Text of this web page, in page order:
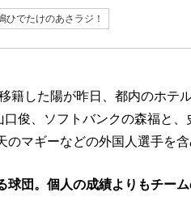
ひでたけのあさラジ！
籍した陽が昨日、都内のホテ
口俊、ソフトバンクの森福と
のマギーなどの外国人選手を
球団。個人の成績よりもチー